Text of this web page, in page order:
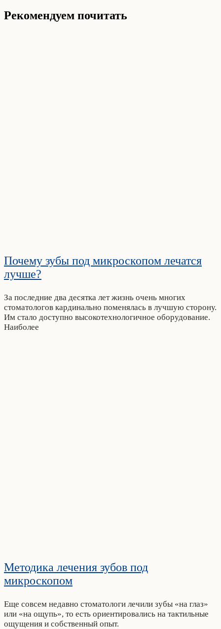
Рекомендуем почитать
Почему зубы под микроскопом лечатся
лучше?
За последние два десятка лет жизнь очень многих
стоматологов кардинально поменялась в лучшую сторону.
Им стало доступно высокотехнологичное оборудование.
Наиболее
Методика лечения зубов под
микроскопом
Еще совсем недавно стоматологи лечили зубы «на глаз»
или «на ощупь», то есть ориентировались на тактильные
ощущения и собственный опыт.